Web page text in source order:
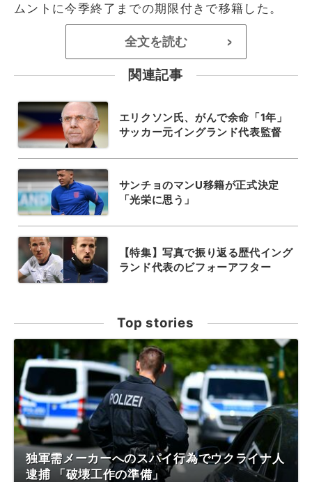
ムントに今季終了までの期限付きで移籍した。
全文を読む >
関連記事
エリクソン氏、がんで余命「1年」
サッカー元イングランド代表監督
サンチョのマンU移籍が正式決定
「光栄に思う」
【特集】写真で振り返る歴代イング
ランド代表のビフォーアフター
Top stories
独軍需メーカーへのスパイ行為でウクライナ人
逮捕 「破壊工作の準備」